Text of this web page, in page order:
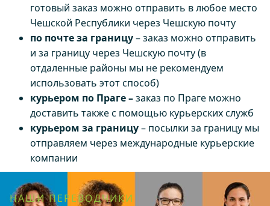
готовый заказ можно отправить в любое место
Чешской Республики через Чешскую почту
по почте за границу– заказ можно отправить
и за границу через Чешскую почту (в
отдаленные районы мы не рекомендуем
использовать этот способ)
курьером по Праге –заказ по Праге можно
доставить также с помощью курьерских служб
курьером за границу– посылки за границу мы
отправляем через международные курьерские
компании
НАШИ ПЕРЕВОДЧИКИ